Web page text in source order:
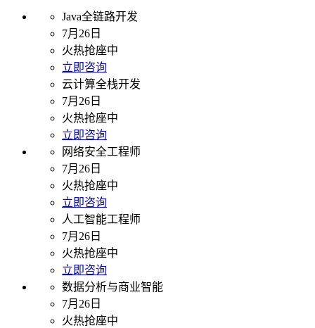
Java全链路开发
7月26日
火热抢座中
立即咨询
云计算全栈开发
7月26日
火热抢座中
立即咨询
网络安全工程师
7月26日
火热抢座中
立即咨询
人工智能工程师
7月26日
火热抢座中
立即咨询
数据分析与商业智能
7月26日
火热抢座中